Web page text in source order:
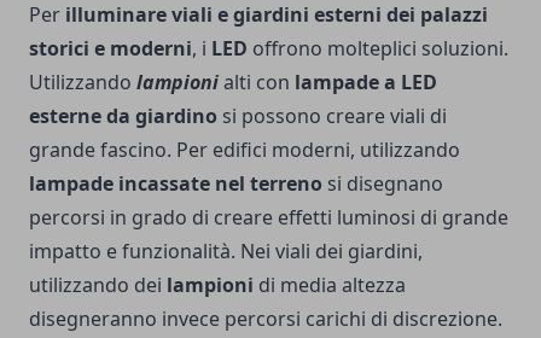
Per illuminare viali e giardini esterni dei palazzi
storici e moderni, i LED offrono molteplici soluzioni.
Utilizzando lampionialti con lampade a LED
esterne da giardino si possono creare viali di
grande fascino. Per edifici moderni, utilizzando
lampade incassate nel terreno si disegnano
percorsi in grado di creare effetti luminosi di grande
impatto e funzionalità. Nei viali dei giardini,
utilizzando dei lampioni di media altezza
disegneranno invece percorsi carichi di discrezione.